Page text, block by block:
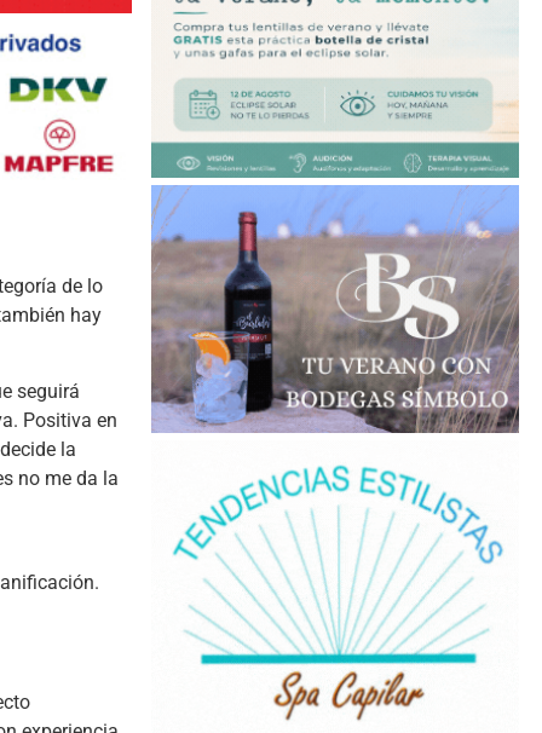
de lo
hay
seguirá
Positiva en
la
no me da la